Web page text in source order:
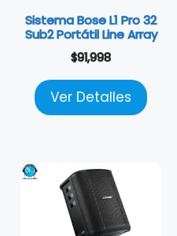
Sistema Bose L1 Pro 32
Sub2 Portátil Line Array
$91,998
Ver Detalles